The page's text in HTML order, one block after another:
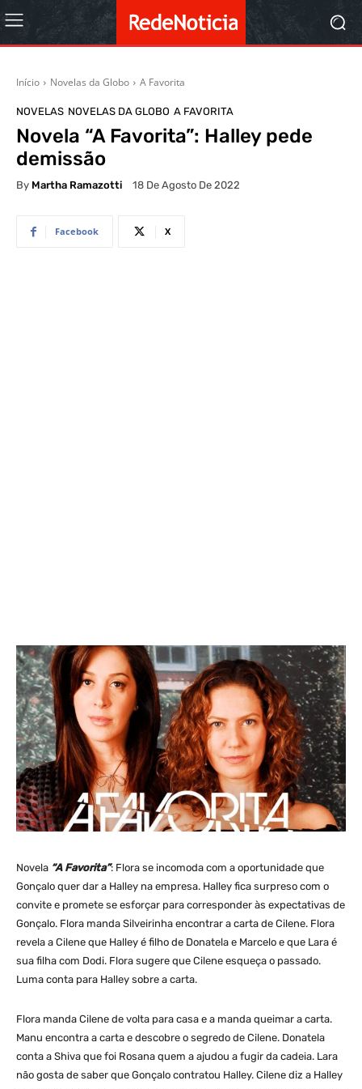
Início Novelas da Globo A Favorita
NOVELAS NOVELAS DA GLOBO A FAVORITA
Novela “A Favorita”: Halley pede
demissão
By Martha Ramazotti 18 De Agosto De 2022
Facebook X
Novela “A Favorita”: Flora se incomoda com a oportunidade que
Gonçalo quer dar a Halley na empresa. Halley fica surpreso com o
convite e promete se esforçar para corresponder às expectativas de
Gonçalo. Flora manda Silveirinha encontrar a carta de Cilene. Flora
revela a Cilene que Halley é filho de Donatela e Marcelo e que Lara é
sua filha com Dodi. Flora sugere que Cilene esqueça o passado.
Luma conta para Halley sobre a carta.
Flora manda Cilene de volta para casa e a manda queimar a carta.
Manu encontra a carta e descobre o segredo de Cilene. Donatela
conta a Shiva que foi Rosana quem a ajudou a fugir da cadeia. Lara
não gosta de saber que Gonçalo contratou Halley. Cilene diz a Halley